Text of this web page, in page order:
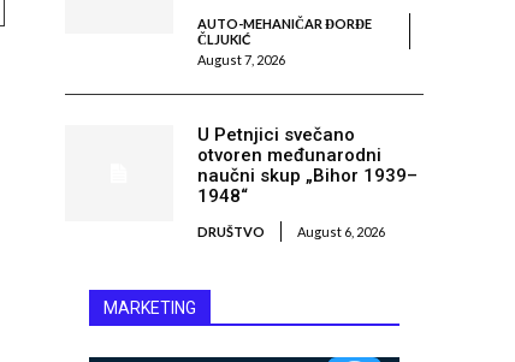
AUTO-MEHANIČAR ĐORĐE
ČLJUKIĆ
August 7, 2026
U Petnjici svečano
otvoren međunarodni
naučni skup „Bihor 1939–
1948“
DRUŠTVO August 6, 2026
MARKETING